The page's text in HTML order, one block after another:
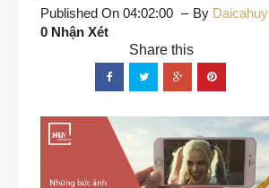
Published On 04:02:00 By Daicahuy
0 Nhận Xét